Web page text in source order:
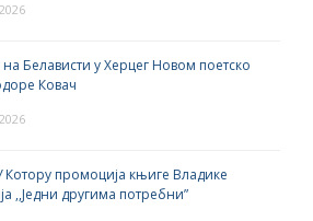
Белависти у Херцег Новом поетско
Ковач
Котору промоција књиге Владике
,,Једни другима потребни”